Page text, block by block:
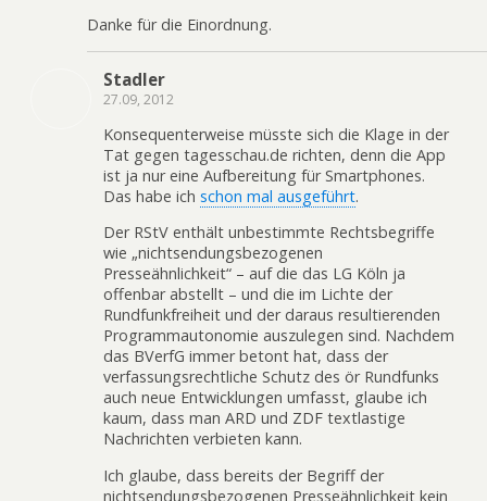
Danke für die Einordnung.
Stadler
27.09, 2012
Konsequenterweise müsste sich die Klage in der
Tat gegen tagesschau.de richten, denn die App
ist ja nur eine Aufbereitung für Smartphones.
Das habe ich schon mal ausgeführt.
Der RStV enthält unbestimmte Rechtsbegriffe
wie „nichtsendungsbezogenen
Presseähnlichkeit“ – auf die das LG Köln ja
offenbar abstellt – und die im Lichte der
Rundfunkfreiheit und der daraus resultierenden
Programmautonomie auszulegen sind. Nachdem
das BVerfG immer betont hat, dass der
verfassungsrechtliche Schutz des ör Rundfunks
auch neue Entwicklungen umfasst, glaube ich
kaum, dass man ARD und ZDF textlastige
Nachrichten verbieten kann.
Ich glaube, dass bereits der Begriff der
nichtsendungsbezogenen Presseähnlichkeit kein